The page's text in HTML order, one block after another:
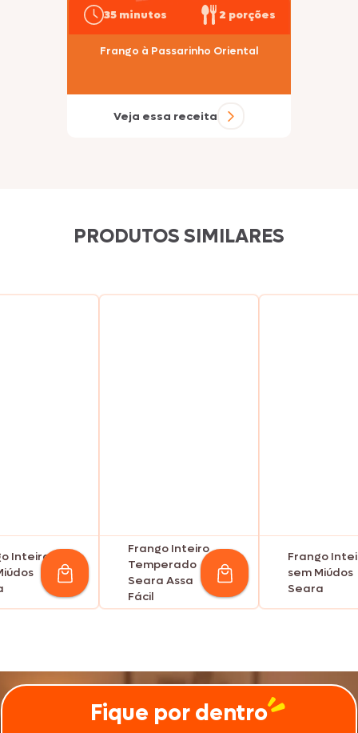
35 minutos 2 porções
Frango à Passarinho Oriental
Veja essa receita
PRODUTOS SIMILARES
Inteiro
Frango Inteiro
Temperado
Seara Assa
Fácil
Frango
sem Miúdos
Seara
Fique por dentro